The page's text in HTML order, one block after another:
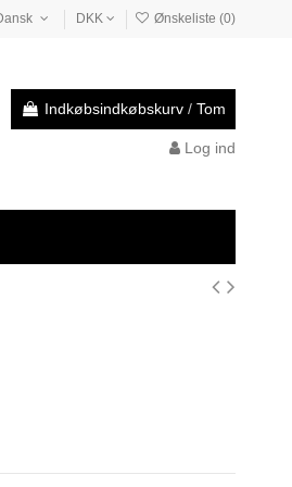
DKK Ønskeliste (0)
Indkøbsindkøbskurv / Tom
Log ind